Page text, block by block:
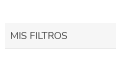
MIS FILTROS